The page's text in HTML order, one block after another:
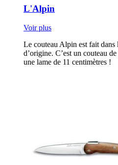
L'Alpin
Voir plus
Le couteau Alpin est fait dans
d’origine. C’est un couteau
une lame de 11 centimètres !